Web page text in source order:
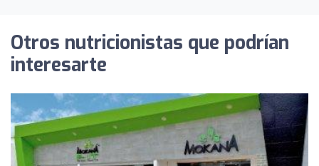
Otros nutricionistas que podrían
interesarte